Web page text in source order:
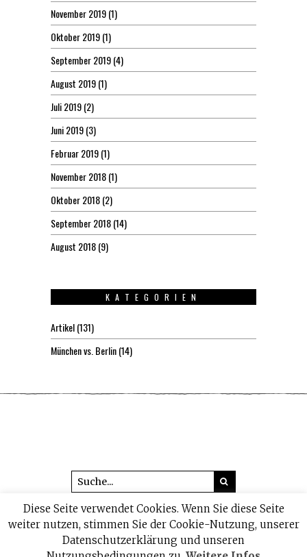
November 2019(1)
Oktober 2019(1)
September 2019(4)
August 2019(1)
Juli 2019(2)
Juni 2019(3)
Februar 2019(1)
November 2018(1)
Oktober 2018(2)
September 2018(14)
August 2018(9)
KATEGORIEN
Artikel(131)
München vs. Berlin(14)
© 2026 headline1.de
IMPRESSUM DATENSCHUTZ
Diese Seite verwendet Cookies. Wenn Sie diese Seite
weiter nutzen, stimmen Sie der Cookie-Nutzung, unserer
Datenschutzerklärung und unseren